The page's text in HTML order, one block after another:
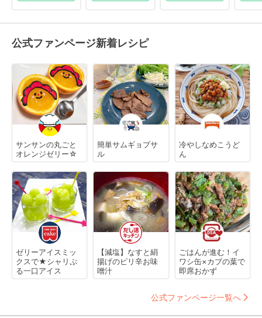
公式ファンページ新着レシピ
サンサンの丸ごと
オレンジゼリー☆
簡単サムギョプサ
ル
冷やしなめこうど
ん
ゼリーアイスミッ
クスで★シャリぷ
る一口アイス
【減塩】なすと絹
揚げのピリ辛お味
噌汁
ごはんが進む！イ
ワシ缶×カブの葉で
即席おかず
公式ファンページ一覧へ